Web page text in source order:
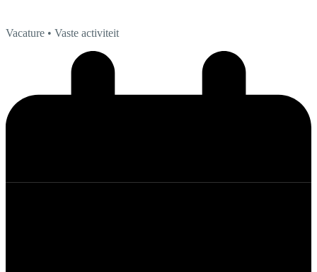
Vacature • Vaste activiteit